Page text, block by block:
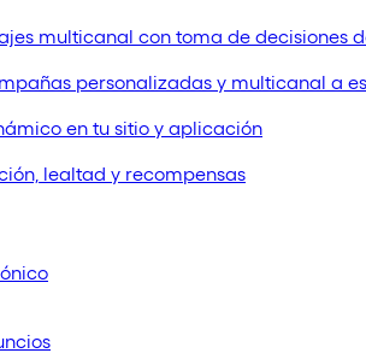
multicanal con toma de decisiones
personalizadas y multicanal a
en tu sitio y aplicación
lealtad y recompensas